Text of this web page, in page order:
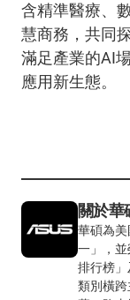
含精準醫療、
慧商務，共同
滿足產業的AI
應用新生態。
關於華
華碩為
一」，
排行榜
類別橫